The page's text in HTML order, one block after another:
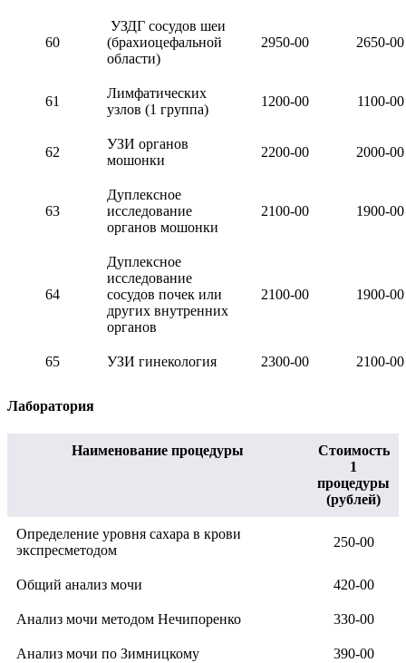
60
УЗДГ сосудов шеи
(брахиоцефальной
области)
2950-00 2650-00
61
Лимфатических
узлов (1 группа)
1200-00 1100-00
62
УЗИ органов
мошонки
2200-00 2000-00
63
Дуплексное
исследование
органов мошонки
2100-00 1900-00
64
Дуплексное
исследование
сосудов почек или
других внутренних
органов
2100-00 1900-00
65 УЗИ гинекология 2300-00 2100-00
Лаборатория
Наименование процедуры
Стоимость
1
процедуры
(рублей)
Определение уровня сахара в крови
экспресметодом
250-00
Общий анализ мочи 420-00
Анализ мочи методом Нечипоренко 330-00
Анализ мочи по Зимницкому 390-00